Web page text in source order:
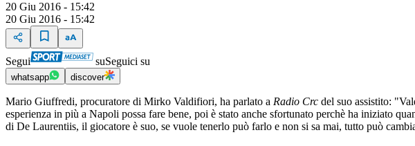
20 Giu 2016 - 15:42
20 Giu 2016 - 15:42
Segui suSeguici su
whatsapp discover
Mario Giuffredi, procuratore di Mirko Valdifiori, ha parlato a Radio Crc del suo assistito:
esperienza in più a Napoli possa fare bene, poi è stato anche sfortunato perchè ha iniziato
di De Laurentiis, il giocatore è suo, se vuole tenerlo può farlo e non si sa mai, tutto può